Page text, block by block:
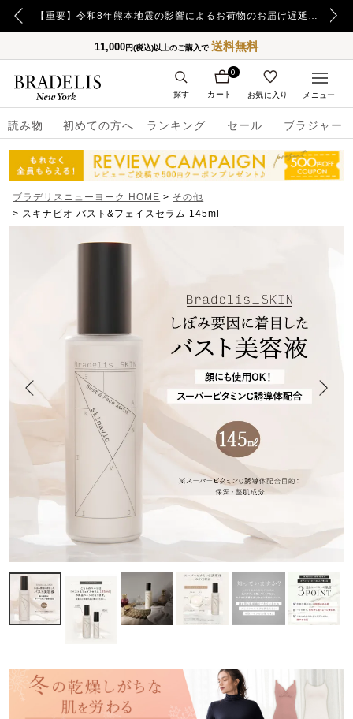
【重要】令和8年熊本地震の影響によるお荷物のお届け遅延について
11,000円(税込)以上のご購入で送料無料
読み物 初めての方へ ランキング セール ブラジャー
カート
0
お気に入り
探す メニュー
ブラデリスニューヨーク HOME
その他
スキナビオ バスト&フェイスセラム 145ml